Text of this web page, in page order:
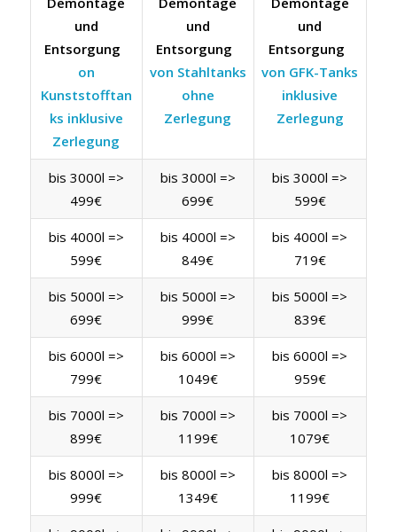
und
Entsorgung
on
Kunststofftan
ks inklusive
Zerlegung
und
Entsorgung
von Stahltanks
ohne
Zerlegung
und
Entsorgung
von GFK-Tanks
inklusive
Zerlegung
bis 3000l =>
499€
bis 3000l =>
699€
bis 3000l =>
599€
bis 4000l =>
599€
bis 4000l =>
849€
bis 4000l =>
719€
bis 5000l =>
699€
bis 5000l =>
999€
bis 5000l =>
839€
bis 6000l =>
799€
bis 6000l =>
1049€
bis 6000l =>
959€
bis 7000l =>
899€
bis 7000l =>
1199€
bis 7000l =>
1079€
bis 8000l =>
999€
bis 8000l =>
1349€
bis 8000l =>
1199€